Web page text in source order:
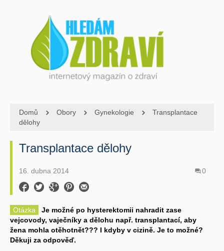
Domů Obory Gynekologie
Transplantace
dělohy
Transplantace dělohy
16. dubna 2014 0
Otázka
Je možné po hysterektomii nahradit zase
vejcovody, vaječníky a dělohu např. transplantací, aby
žena mohla otěhotnět??? I kdyby v cizině. Je to možné?
Děkuji za odpověď.